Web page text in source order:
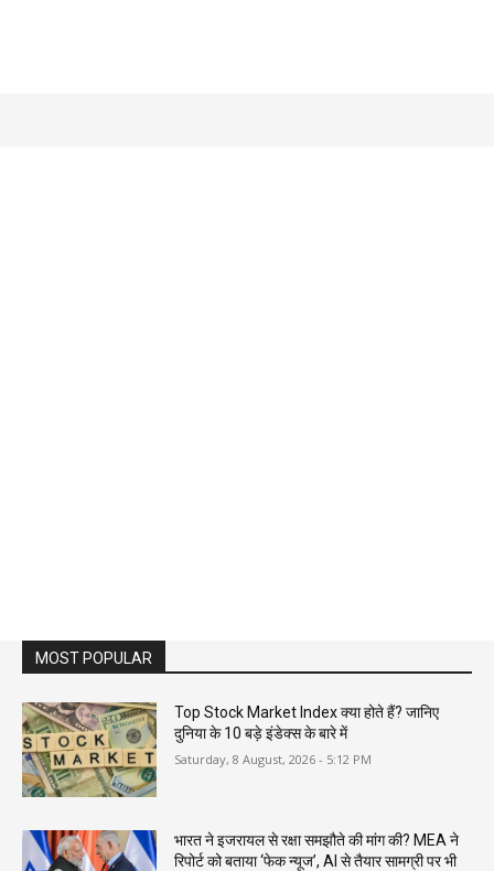
MOST POPULAR
Top Stock Market Index क्या होते हैं? जानिए
दुनिया के 10 बड़े इंडेक्स के बारे में
Saturday, 8 August, 2026 - 5:12 PM
भारत ने इजरायल से रक्षा समझौते की मांग की? MEA ने
रिपोर्ट को बताया ‘फेक न्यूज’, AI से तैयार सामग्री पर भी